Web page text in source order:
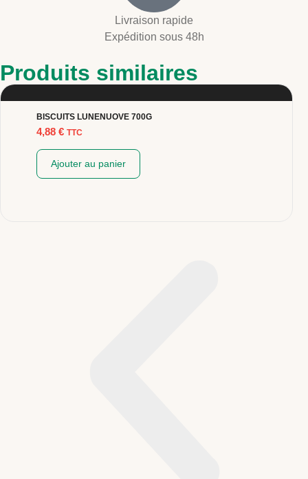
Livraison rapide
Expédition sous 48h
Produits similaires
BISCUITS LUNENUOVE 700G
4,88 € TTC
Ajouter au panier